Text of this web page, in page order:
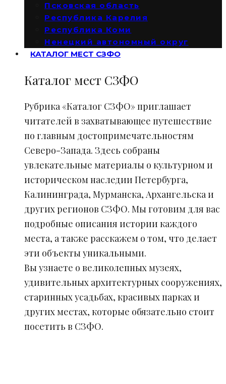
Псковская область
Республика Карелия
Республика Коми
Ненецкий автономный округ
КАТАЛОГ МЕСТ СЗФО
Каталог мест СЗФО
Рубрика «Каталог СЗФО» приглашает
читателей в захватывающее путешествие
по главным достопримечательностям
Северо-Запада. Здесь собраны
увлекательные материалы о культурном и
историческом наследии Петербурга,
Калининграда, Мурманска, Архангельска и
других регионов СЗФО. Мы готовим для вас
подробные описания истории каждого
места, а также расскажем о том, что делает
эти объекты уникальными.
Вы узнаете о великолепных музеях,
удивительных архитектурных сооружениях,
старинных усадьбах, красивых парках и
других местах, которые обязательно стоит
посетить в СЗФО.